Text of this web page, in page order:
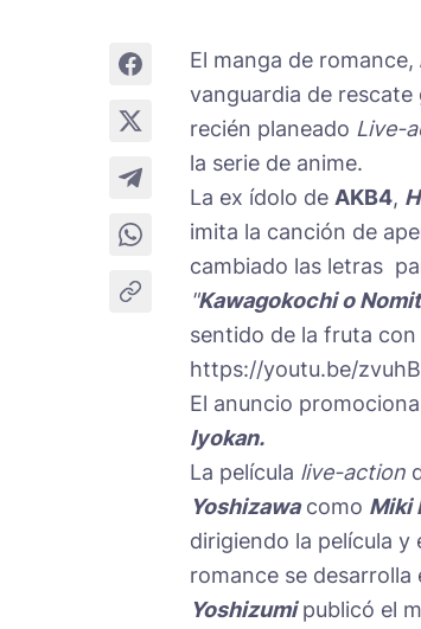
El manga de romance,
vanguardia de
recién planeado Live-
la serie de anime.
La ex ídolo de AKB4,
imita la canción de
cambiado las letras
"Kawagokochi o
sentido de la fruta con
https://youtu.be/
El anuncio
Iyokan.
La película live-action
Yoshizawacomo Miki
dirigiendo la película y
romance se desarrolla
Yoshizumipublicó el